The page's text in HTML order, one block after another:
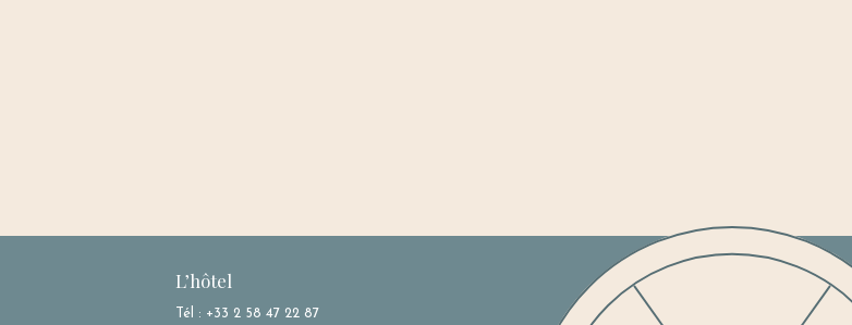
L’hôtel
Tél : +33 2 58 47 22 87